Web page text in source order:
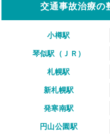
交通事故治療の
小樽駅
琴似駅（ＪＲ）
札幌駅
新札幌駅
発寒南駅
円山公園駅